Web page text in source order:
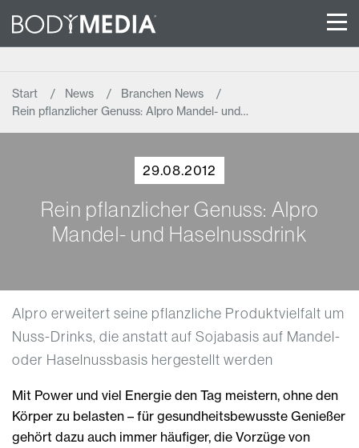
Start News
Branchen News
Rein pflanzlicher Genuss: Alpro Mandel- und…
29.08.2012
Rein pflanzlicher Genuss: Alpro
Mandel- und Haselnussdrink
Alpro erweitert seine pflanzliche Produktvielfalt um
Nuss-Drinks, die anstatt auf Sojabasis auf Mandel-
oder Haselnussbasis hergestellt werden
Mit Power und viel Energie den Tag meistern, ohne den
Körper zu belasten – für gesundheitsbewusste Genießer
gehört dazu auch immer häufiger, die Vorzüge von